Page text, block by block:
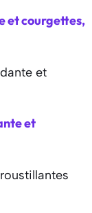
et courgettes,
et